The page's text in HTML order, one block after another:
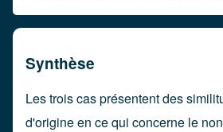
Synthèse
Les trois cas présentent des
d'origine en ce qui concerne le